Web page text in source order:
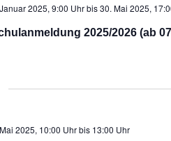
2025, 9:00 Uhrbis30. Mai 2025,
2025/2026 (ab
2025, 10:00 Uhrbis 13:00 Uhr